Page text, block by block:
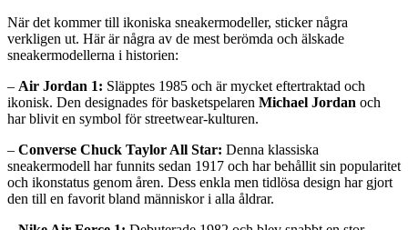
När det kommer till ikoniska sneakermodeller, sticker några
verkligen ut. Här är några av de mest berömda och älskade
sneakermodellerna i historien:
– Air Jordan 1: Släpptes 1985 och är mycket eftertraktad och
ikonisk. Den designades för basketspelaren Michael Jordan och
har blivit en symbol för streetwear-kulturen.
– Converse Chuck Taylor All Star: Denna klassiska
sneakermodell har funnits sedan 1917 och har behållit sin popularitet
och ikonstatus genom åren. Dess enkla men tidlösa design har gjort
den till en favorit bland människor i alla åldrar.